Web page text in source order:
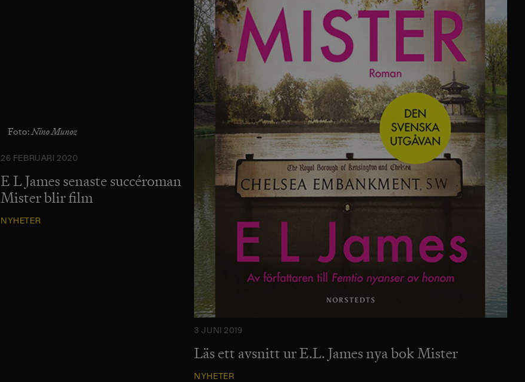
Foto:Nino Munoz
26 FEBRUARI 2020
E L James senaste succéroman
Mister blir film
NYHETER
3 JUNI 2019
Läs ett avsnitt ur E.L. James nya bok Mister
NYHETER